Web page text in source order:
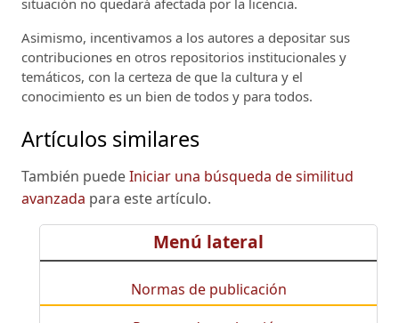
situación no quedará afectada por la licencia.
Asimismo, incentivamos a los autores a depositar sus
contribuciones en otros repositorios institucionales y
temáticos, con la certeza de que la cultura y el
conocimiento es un bien de todos y para todos.
Artículos similares
También puedeIniciar una búsqueda de similitud
avanzada para este artículo.
Menú lateral
Normas de publicación